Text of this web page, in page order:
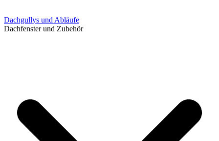
Dachgullys und Abläufe
Dachfenster und Zubehör